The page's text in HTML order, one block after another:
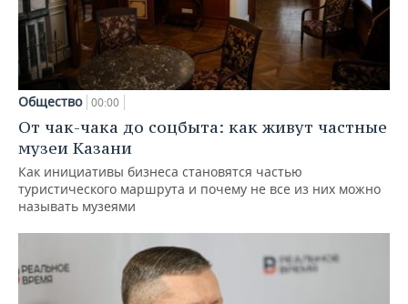
Общество 00:00
От чак-чака до соцбыта: как живут частные
музеи Казани
Как инициативы бизнеса становятся частью
туристического маршрута и почему не все из них можно
называть музеями